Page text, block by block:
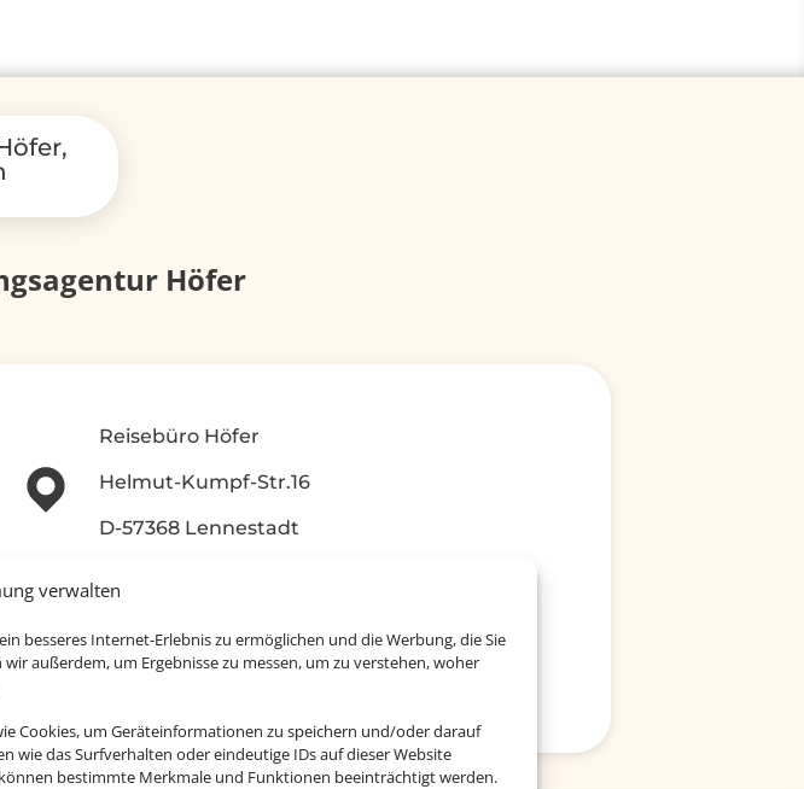
verwalten
besseres Internet-Erlebnis zu ermöglichen und die Werbung, die Sie
außerdem, um Ergebnisse zu messen, um zu verstehen, woher
Cookies, um Geräteinformationen zu speichern und/oder darauf
wie das Surfverhalten oder eindeutige IDs auf dieser Website
bestimmte Merkmale und Funktionen beeinträchtigt werden.
Höfer
Reisebüro Höfer
Helmut-Kumpf-Str.16
D-57368 Lennestadt
info@reisebuero-hoefer.de
+49272360066